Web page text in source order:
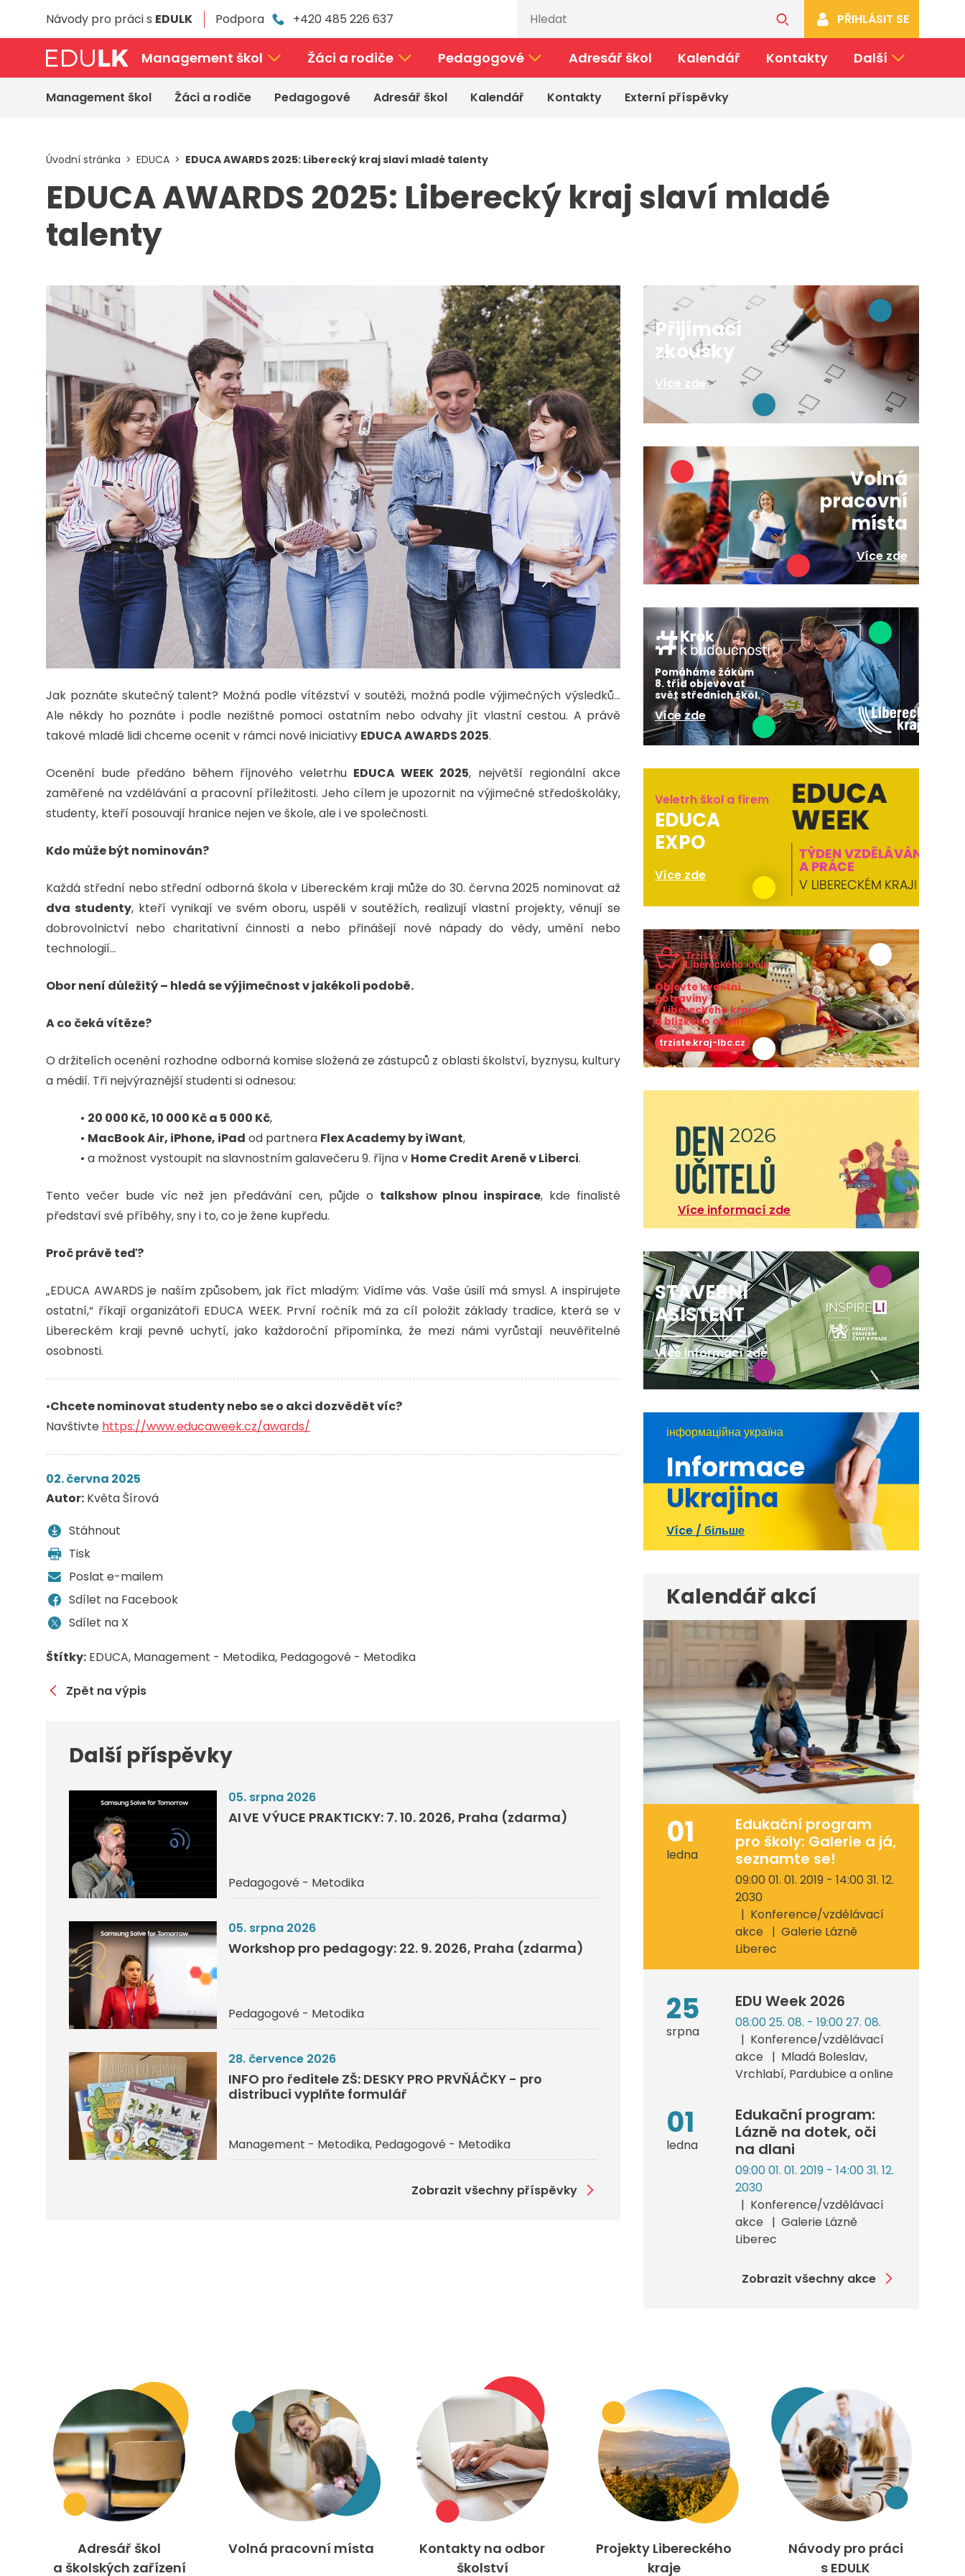
Návody pro práci s EDULK Podpora +420 485 226 637 PŘIHLÁSIT SE
Management škol Žáci a rodiče Pedagogové Adresář škol Kalendář Kontakty Další
Management škol Žáci a rodiče Pedagogové Adresář škol Kalendář Kontakty Externí příspěvky
Úvodní stránka EDUCA EDUCA AWARDS 2025: Liberecký kraj slaví mladé talenty
EDUCA AWARDS 2025: Liberecký kraj slaví mladé
talenty
Jak poznáte skutečný talent? Možná podle vítězství v soutěži, možná podle výjimečných výsledků…
Ale někdy ho poznáte i podle nezištné pomoci ostatním nebo odvahy jít vlastní cestou. A právě
takové mladé lidi chceme ocenit v rámci nové iniciativy EDUCA AWARDS 2025.
Ocenění bude předáno během říjnového veletrhu EDUCA WEEK 2025, největší regionální akce
zaměřené na vzdělávání a pracovní příležitosti. Jeho cílem je upozornit na výjimečné středoškoláky,
studenty, kteří posouvají hranice nejen ve škole, ale i ve společnosti.
Kdo může být nominován?
Každá střední nebo střední odborná škola v Libereckém kraji může do 30. června 2025 nominovat až
dva studenty, kteří vynikají ve svém oboru, uspěli v soutěžích, realizují vlastní projekty, věnují se
dobrovolnictví nebo charitativní činnosti a nebo přinášejí nové nápady do vědy, umění nebo
technologií…
Obor není důležitý – hledá se výjimečnost v jakékoli podobě.
A co čeká vítěze?
O držitelích ocenění rozhodne odborná komise složená ze zástupců z oblasti školství, byznysu, kultury
a médií. Tři nejvýraznější studenti si odnesou:
• 20 000 Kč, 10 000 Kč a 5 000 Kč,
• MacBook Air, iPhone, iPad od partnera Flex Academy by iWant,
• a možnost vystoupit na slavnostním galavečeru 9. října v Home Credit Areně v Liberci.
Tento večer bude víc než jen předávání cen, půjde o talkshow plnou inspirace, kde finalisté
představí své příběhy, sny i to, co je žene kupředu.
Proč právě teď?
„EDUCA AWARDS je naším způsobem, jak říct mladým: Vidíme vás. Vaše úsilí má smysl. A inspirujete
ostatní,“ říkají organizátoři EDUCA WEEK. První ročník má za cíl položit základy tradice, která se v
Libereckém kraji pevně uchytí, jako každoroční připomínka, že mezi námi vyrůstají neuvěřitelné
osobnosti.
•Chcete nominovat studenty nebo se o akci dozvědět víc?
Navštivte https://www.educaweek.cz/awards/
02. června 2025
Autor: Květa Šírová
Stáhnout
Tisk
Poslat e-mailem
Sdílet na Facebook
Sdílet na X
Štítky: EDUCA Management - Metodika Pedagogové - Metodika
Zpět na výpis
Další příspěvky
05. srpna 2026
AI VE VÝUCE PRAKTICKY: 7. 10. 2026, Praha (zdarma)
Pedagogové - Metodika
05. srpna 2026
Workshop pro pedagogy: 22. 9. 2026, Praha (zdarma)
Pedagogové - Metodika
28. července 2026
INFO pro ředitele ZŠ: DESKY PRO PRVŇÁČKY - pro
distribuci vyplňte formulář
Management - Metodika Pedagogové - Metodika
Zobrazit všechny příspěvky
Přijímací
zkoušky
Více zde
Volná
pracovní
místa
Více zde
Pomáháme žákům
8. tříd objevovat
svět středních škol.
Více zde
Veletrh škol a firem
EDUCA
EXPO
Více zde
Objevte kvalitní
potraviny
z Libereckého kraje
a blízkého okolí!
trziste.kraj-lbc.cz
Více informací zde
STAVEBNÍ
ASISTENT
Více informací zde
інформаційна україна
Informace
Ukrajina
Více / більше
Kalendář akcí
01
ledna
Edukační program
pro školy: Galerie a já,
seznamte se!
09:00 01. 01. 2019 - 14:00 31. 12.
2030
Konference/vzdělávací
akce
Galerie Lázně
Liberec
25
srpna
EDU Week 2026
08:00 25. 08. - 19:00 27. 08.
Konference/vzdělávací
akce
Mladá Boleslav,
Vrchlabí, Pardubice a online
01
ledna
Edukační program:
Lázně na dotek, oči
na dlani
09:00 01. 01. 2019 - 14:00 31. 12.
2030
Konference/vzdělávací
akce
Galerie Lázně
Liberec
Zobrazit všechny akce
Adresář škol
a školských zařízení
Volná pracovní místa
Kontakty na odbor
školství
Projekty Libereckého
kraje
Návody pro práci
s EDULK